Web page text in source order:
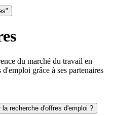
du marché du travail en
grâce à ses partenaires
recherche d'offres d'emploi ?